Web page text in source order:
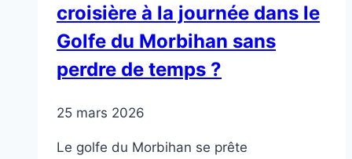
croisière à la journée dans le
Golfe du Morbihan sans
perdre de temps ?
25 mars 2026
Le golfe du Morbihan se prête